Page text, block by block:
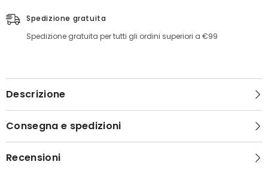
Spedizione gratuita
Spedizione gratuita per tutti gli ordini superiori a €99
Descrizione
Consegna e spedizioni
Recensioni